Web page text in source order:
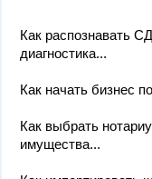
Как распознавать
диагностика...
Как начать бизнес
Как выбрать
имущества...